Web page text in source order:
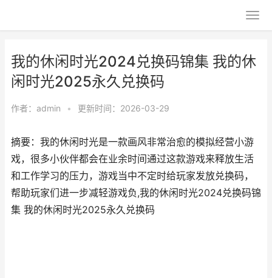
我的休闲时光2024兑换码锦集 我的休
闲时光2025永久兑换码
作者： admin • 更新时间：2026-03-29
摘要：我的休闲时光是一款画风非常治愈的模拟经营小游
戏，很多小伙伴都会在业余时间通过这款游戏来释放生活
和工作学习的压力，游戏当中不定时给玩家发放兑换码，
帮助玩家们进一步减轻游戏负,我的休闲时光2024兑换码锦
集 我的休闲时光2025永久兑换码